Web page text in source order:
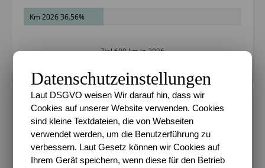
Km 2026 36.56%
Ziel 600 km in 2026
METADATEN
Datenschutz
Impressum
Datenschutzeinstellungen
Laut DSGVO weisen Wir darauf hin, dass wir
Cookies auf unserer Website verwenden. Cookies
sind kleine Textdateien, die von Webseiten
verwendet werden, um die Benutzerführung zu
verbessern. Laut Gesetz können wir Cookies auf
Ihrem Gerät speichern, wenn diese für den Betrieb